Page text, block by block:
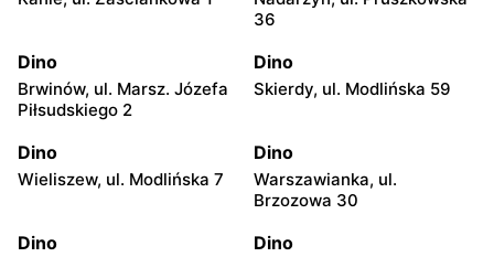
36
Dino
Brwinów, ul. Marsz. Józefa
Piłsudskiego 2
Dino
Skierdy, ul. Modlińska 59
Dino
Wieliszew, ul. Modlińska 7
Dino
Warszawianka, ul.
Brzozowa 30
Dino Dino